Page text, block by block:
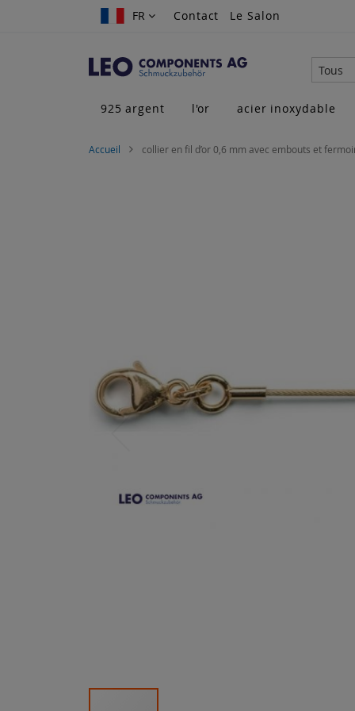
FR
FR Contact Le Salon
Tous
925 argent
l'or acier inoxydable
Accueil collier en fil d’or 0,6 mm avec embouts et